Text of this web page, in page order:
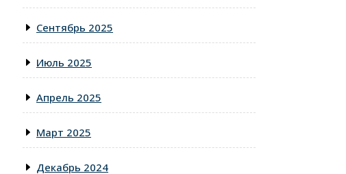
Сентябрь 2025
Июль 2025
Апрель 2025
Март 2025
Декабрь 2024